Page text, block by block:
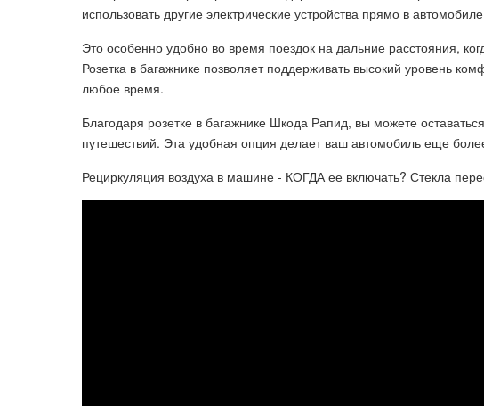
использовать другие электрические устройства прямо в
Это особенно удобно во время поездок на дальние расстояния,
Розетка в багажнике позволяет поддерживать высокий уровень
любое время.
Благодаря розетке в багажнике Шкода Рапид, вы можете
путешествий. Эта удобная опция делает ваш автомобиль еще
Рециркуляция воздуха в машине - КОГДА ее включать? Стекла